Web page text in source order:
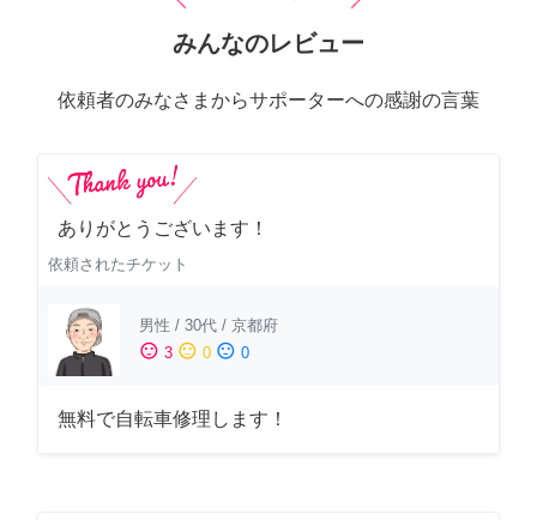
みんなのレビュー
依頼者のみなさまからサポーターへの感謝の言葉
ありがとうございます！
依頼されたチケット
男性 / 30代 / 京都府
sentiment_satisfied 3 sentiment_neutral 0 sentiment_dissatisfied 0
無料で自転車修理します！